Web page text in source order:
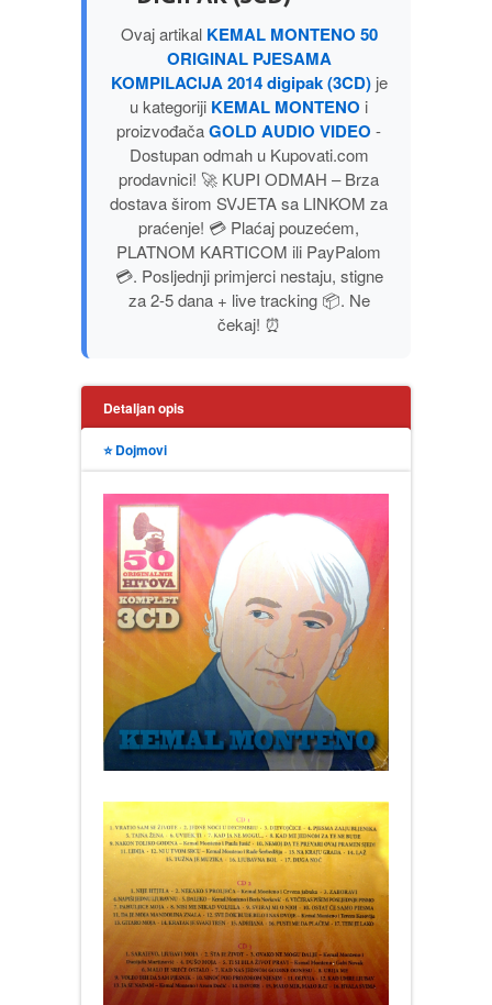
PUBLICISTIKA
PUTOPISI
STRIP
TEORIJE ZAVERE
TINEJDŽ
Ovaj artikal KEMAL MONTENO 50
ORIGINAL PJESAMA
KOMPILACIJA 2014 digipak (3CD)je
u kategoriji KEMAL MONTENO i
proizvođačaGOLD AUDIO VIDEO -
Dostupan odmah u Kupovati.com
prodavnici! 🚀 KUPI ODMAH – Brza
dostava širom SVJETA sa LINKOM za
praćenje! 💳 Plaćaj pouzećem,
PLATNOM KARTICOM ili PayPalom
💳. Posljednji primjerci nestaju, stigne
za 2-5 dana + live tracking 📦. Ne
čekaj! ⏰
Detaljan opis
⭐ Dojmovi